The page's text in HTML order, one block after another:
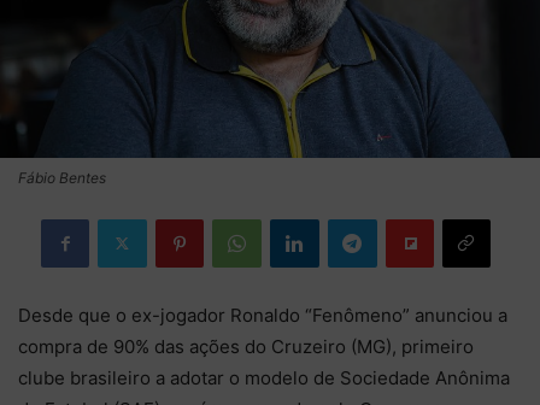
Fábio Bentes
Desde que o ex-jogador Ronaldo “Fenômeno” anunciou a
compra de 90% das ações do Cruzeiro (MG), primeiro
clube brasileiro a adotar o modelo de Sociedade Anônima